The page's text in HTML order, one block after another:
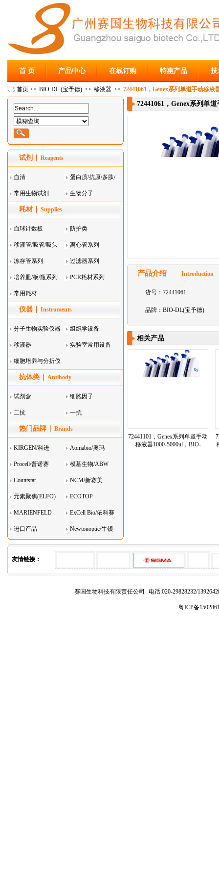
首 页 产品中心 在线订购 特惠产品 技
首页 >> BIO-DL (宝予德) >> 移液器 >> 72441061，Genex系列单道手动移
试剂 Reagents
血清 蛋白质/抗原/多肽/
酶
常用生物试剂 生物分子
耗材 Supplies
血球计数板 防护类
移液管/吸管/吸头
系列
离心管系列
冻存管系列 过滤器系列
培养皿/板/瓶系列 PCR耗材系列
常用耗材
仪器 Instruments
分子生物实验仪器 组织学设备
移液器 实验室常用设备
细胞培养与分折仪
器叠
抗体类 Antibody
试剂盒 细胞因子
二抗 一抗
热门品牌 Brands
KIRGEN/科进 Aomabio/奥玛
Procell/普诺赛 模基生物/ABW
Countstar NCM/新赛美
元素聚焦(ELFO) ECOTOP
MARIENFELD ExCell Bio/依科赛
进口产品 Newtonoptic/牛顿
光学
72441061，Genex系列单
产品介绍 Introduction
货号：72441061
品牌：BIO-DL(宝予德)
相关产品
72441101，Genex系列单道手动
移液器1000-5000ul，BIO-
友情链接：
赛国生物科技有限责任公司 电话:020-29828232/
粤ICP备